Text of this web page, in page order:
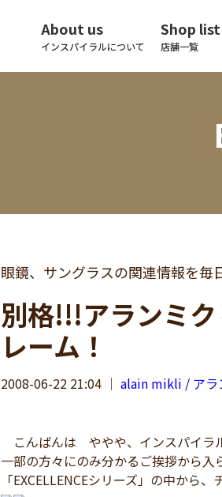
About us
インスパイラルについて
Shop list
店舗一覧
眼鏡、サングラスの関連情報を毎
別格!!!アランミク
レーム！
2008-06-22 21:04 ｜ alain mikli / アラ
こんばんは ややや、インスパイラ
一部の方々にのみ分かるご挨拶から
「EXCELLENCEシリーズ」の中から